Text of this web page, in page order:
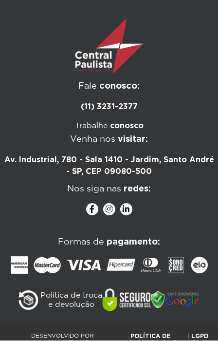
Fale conosco:
(11) 3231-2377
Trabalhe conosco
Venha nos visitar:
Av. Industrial, 780 - Sala 1410 - Jardim, Santo André
- SP, CEP 09080-500
Nos siga nas redes:
Formas de pagamento:
Política de troca
e devolução
DESENVOLVIDO POR POLÍTICA DE LGPD